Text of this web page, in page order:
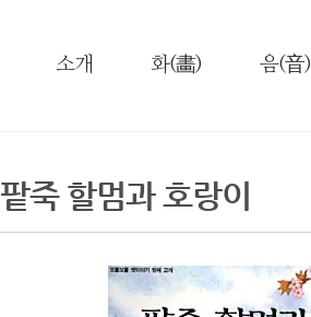
소개 화(畵) 음(音)
팥죽 할멈과 호랑이